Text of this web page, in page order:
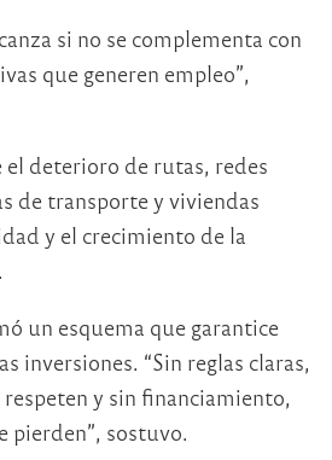
si no se complementa con
que generen empleo”,
el deterioro de rutas, redes
de transporte y viviendas
y el crecimiento de la
un esquema que garantice
inversiones. “Sin reglas claras,
y sin financiamiento,
pierden”, sostuvo.